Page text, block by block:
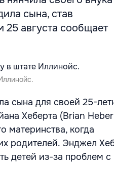
сына, став
25 августа сообщает
сына для своей 25-
Хеберта (Brian
материнства, когда
родителей. Энджел
детей из-за проблем с